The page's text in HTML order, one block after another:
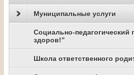
Муниципальные услуги
Социально-педагогический
здоров!”
Школа ответственного